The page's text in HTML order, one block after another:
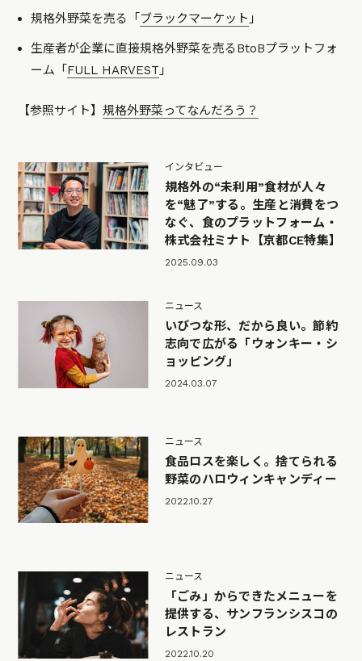
規格外野菜を売る「 ブラックマーケット 」
生産者が企業に直接規格外野菜を売るBtoBプラットフォ
ーム「 FULL HARVEST 」
【参照サイト】規格外野菜ってなんだろう？
インタビュー
規格外の“未利用”食材が人々
を“魅了”する。生産と消費をつ
なぐ、食のプラットフォーム・
株式会社ミナト【京都CE特集】
2025.09.03
ニュース
いびつな形、だから良い。節約
志向で広がる「ウォンキー・シ
ョッピング」
2024.03.07
ニュース
食品ロスを楽しく。捨てられる
野菜のハロウィンキャンディー
2022.10.27
ニュース
「ごみ」からできたメニューを
提供する、サンフランシスコの
レストラン
2022.10.20